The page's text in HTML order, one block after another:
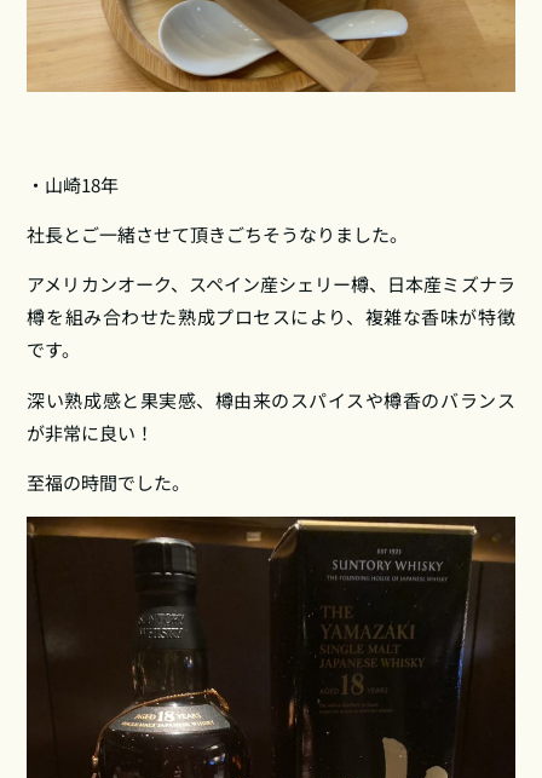
・山崎18年
社長とご一緒させて頂きごちそうなりました。
アメリカンオーク、スペイン産シェリー樽、日本産ミズナラ
樽を組み合わせた熟成プロセスにより、複雑な香味が特徴
です。
深い熟成感と果実感、樽由来のスパイスや樽香のバランス
が非常に良い！
至福の時間でした。